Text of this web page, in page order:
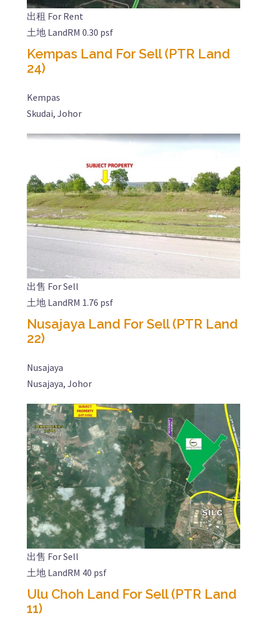
出租 For Rent
土地 LandRM 0.30 psf
Kempas Land For Sell (PTR Land
24)
Kempas
Skudai, Johor
出售 For Sell
土地 LandRM 1.76 psf
Nusajaya Land For Sell (PTR Land
22)
Nusajaya
Nusajaya, Johor
出售 For Sell
土地 LandRM 40 psf
Ulu Choh Land For Sell (PTR Land
11)